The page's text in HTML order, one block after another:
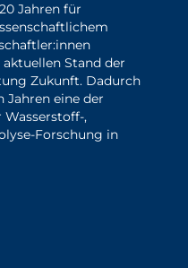
Jahren für
Stand der
Zukunft. Dadurch
Jahren eine der
,
Forschung in